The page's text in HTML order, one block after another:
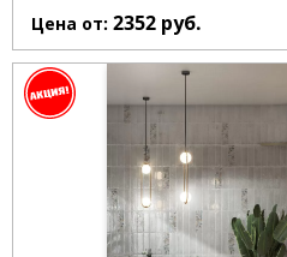
Цена от: 2352 руб.